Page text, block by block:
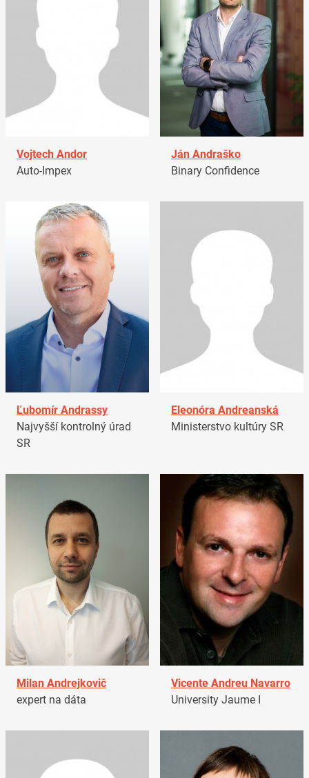
Vojtech Andor
Auto-Impex
Ján Andraško
Binary Confidence
Ľubomír Andrassy
Najvyšší kontrolný úrad
SR
Eleonóra Andreanská
Ministerstvo kultúry SR
Milan Andrejkovič
expert na dáta
Vicente Andreu Navarro
University Jaume I